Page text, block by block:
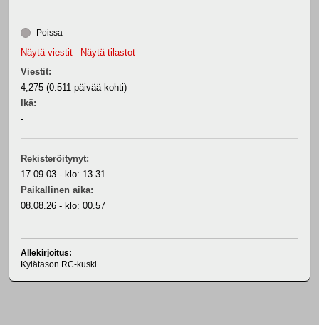
Poissa
Näytä viestit
Näytä tilastot
Viestit:
4,275 (0.511 päivää kohti)
Ikä:
-
Rekisteröitynyt:
17.09.03 - klo: 13.31
Paikallinen aika:
08.08.26 - klo: 00.57
Allekirjoitus:
Kylätason RC-kuski.